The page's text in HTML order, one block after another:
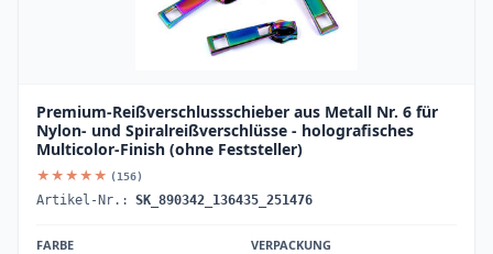
Premium-Reißverschlussschieber aus Metall Nr. 6 für
Nylon- und Spiralreißverschlüsse - holografisches
Multicolor-Finish (ohne Feststeller)
★★★★★ (156)
Artikel-Nr.: SK_890342_136435_251476
FARBE VERPACKUNG